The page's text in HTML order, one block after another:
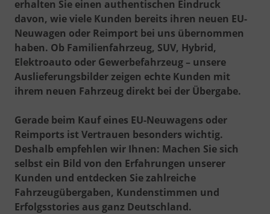
erhalten Sie einen authentischen Eindruck
davon, wie viele Kunden bereits ihren neuen EU-
Neuwagen oder Reimport bei uns übernommen
haben. Ob Familienfahrzeug, SUV, Hybrid,
Elektroauto oder Gewerbefahrzeug – unsere
Auslieferungsbilder zeigen echte Kunden mit
ihrem neuen Fahrzeug direkt bei der Übergabe.
Gerade beim Kauf eines EU-Neuwagens oder
Reimports ist Vertrauen besonders wichtig.
Deshalb empfehlen wir Ihnen: Machen Sie sich
selbst ein Bild von den Erfahrungen unserer
Kunden und entdecken Sie zahlreiche
Fahrzeugübergaben, Kundenstimmen und
Erfolgsstories aus ganz Deutschland.